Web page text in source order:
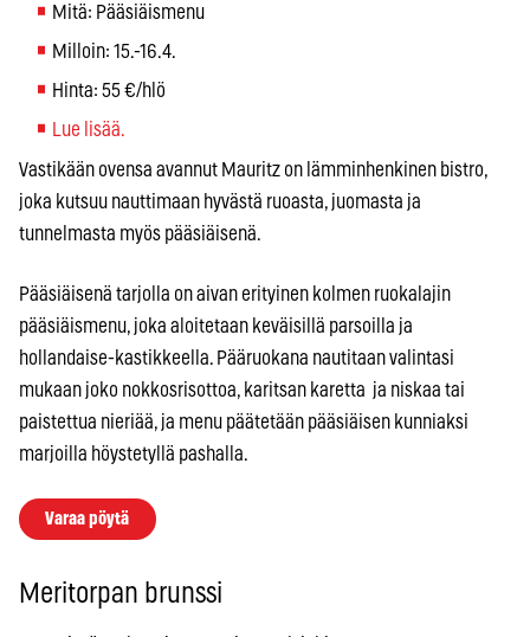
Mitä: Pääsiäismenu
Milloin: 15.-16.4.
Hinta: 55 €/hlö
Lue lisää.
Vastikään ovensa avannut Mauritz on lämminhenkinen bistro,
joka kutsuu nauttimaan hyvästä ruoasta, juomasta ja
tunnelmasta myös pääsiäisenä.
Pääsiäisenä tarjolla on aivan erityinen kolmen ruokalajin
pääsiäismenu, joka aloitetaan keväisillä parsoilla ja
hollandaise-kastikkeella. Pääruokana nautitaan valintasi
mukaan joko nokkosrisottoa, karitsan karetta ja niskaa tai
paistettua nieriää, ja menu päätetään pääsiäisen kunniaksi
marjoilla höystetyllä pashalla.
Varaa pöytä
Meritorpan brunssi